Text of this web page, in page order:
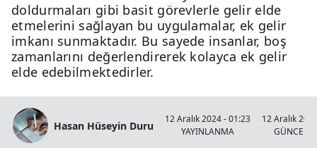
doldurmaları gibi basit görevlerle gelir elde
etmelerini sağlayan bu uygulamalar, ek gelir
imkanı sunmaktadır. Bu sayede insanlar, boş
zamanlarını değerlendirerek kolayca ek gelir
elde edebilmektedirler.
Hasan Hüseyin Duru
12 Aralık 2024 - 01:23
YAYINLANMA
12 Aralık